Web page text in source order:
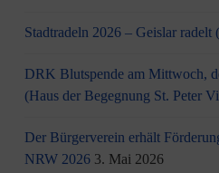
Stadtradeln 2026 – Geislar radelt
DRK Blutspende am Mittwoch,
(Haus der Begegnung St. Peter
Der Bürgerverein erhält
NRW 2026 3. Mai 2026